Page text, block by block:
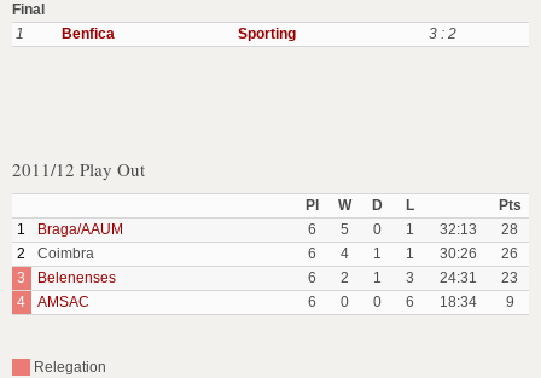
Final
1
Benfica Sporting 3 : 2
2011/12 Play Out
Pl W D L
Pts
1
Braga/AAUM 6 5 0 1 32:13
28
2
Coimbra 6 4 1 1 30:26
26
3
Belenenses 6 2 1 3 24:31
23
4
AMSAC 6 0 0 6 18:34 9
Relegation